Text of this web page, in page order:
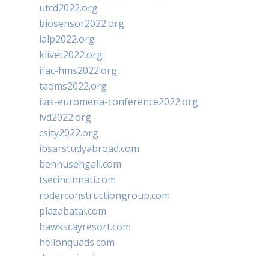
utcd2022.org
biosensor2022.org
ialp2022.org
klivet2022.org
ifac-hms2022.org
taoms2022.org
iias-euromena-conference2022.org
ivd2022.org
csity2022.org
ibsarstudyabroad.com
bennusehgall.com
tsecincinnati.com
roderconstructiongroup.com
plazabatai.com
hawkscayresort.com
hellonquads.com